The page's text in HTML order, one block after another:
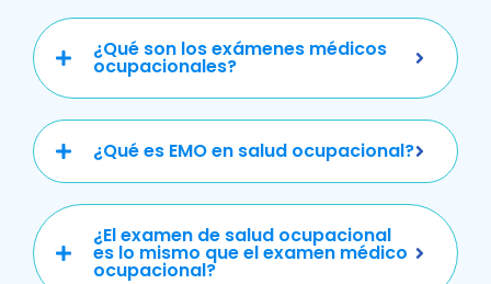
¿Qué son los exámenes médicos
ocupacionales?
¿Qué es EMO en salud ocupacional?
¿El examen de salud ocupacional
es lo mismo que el examen médico
ocupacional?